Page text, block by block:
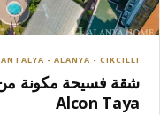
ANTALYA - ALANYA - CIKCILLI
Alcon Taya